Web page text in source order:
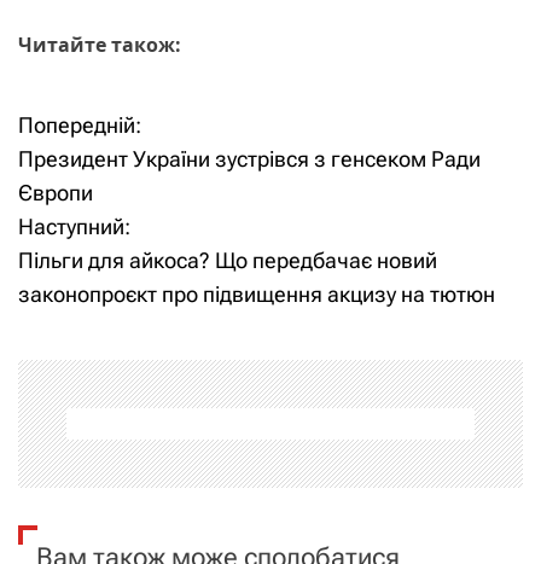
Читайте також:
Н
а
в
і
а
ц
і
я
Попередній:
Президент України зустрівся з генсеком Ради
Європи
Наступний:
Пільги для айкоса? Що передбачає новий
законопроєкт про підвищення акцизу на тютюн
Вам також може сподобатися